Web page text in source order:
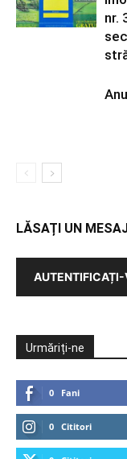
nr.
LĂSAȚI UN
AUTENTIFICAȚI-
Urmăriți-ne
0 Fani
0 Cititori